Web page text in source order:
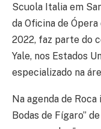
Scuola Italia em
da Oficina de
2022, faz parte do
Yale, nos Estados
especializado na
Na agenda de
Bodas de Fígaro”